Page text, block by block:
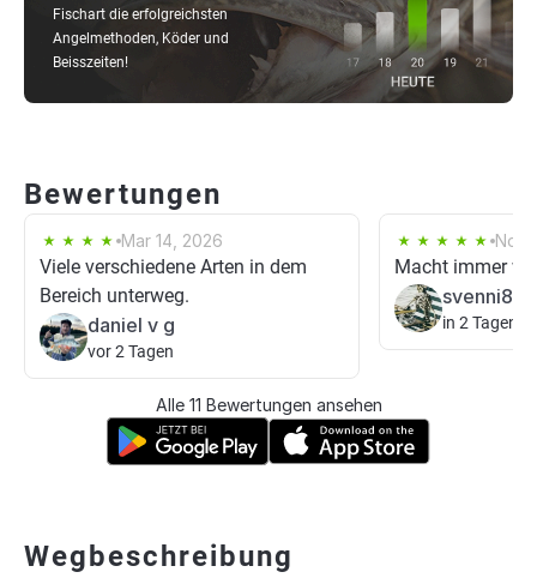
Fischart die erfolgreichsten
Angelmethoden, Köder und
Beisszeiten!
Bewertungen
Mar 14, 2026
Viele verschiedene Arten in dem
Bereich unterweg.
daniel v g
vor 2 Tagen
Nov
Macht immer
svenni86
in 2 Tagen
Alle 11 Bewertungen ansehen
Wegbeschreibung